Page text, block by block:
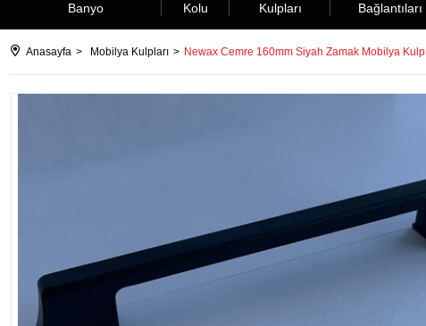
Banyo
Kolu
Kulpları
Bağlantıları
Anasayfa Mobilya Kulpları Newax Cemre 160mm Siyah Zamak Mobilya Kulp